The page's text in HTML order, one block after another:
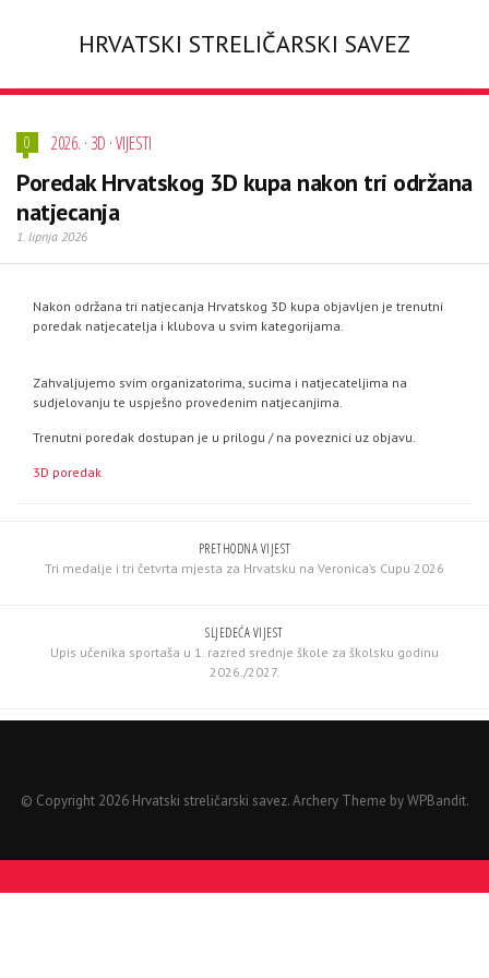
HRVATSKI STRELIČARSKI SAVEZ
0 2026. · 3D ·VIJESTI
Poredak Hrvatskog 3D kupa nakon tri održana
natjecanja
1. lipnja 2026
Nakon održana tri natjecanja Hrvatskog 3D kupa objavljen je trenutni
poredak natjecatelja i klubova u svim kategorijama.
Zahvaljujemo svim organizatorima, sucima i natjecateljima na
sudjelovanju te uspješno provedenim natjecanjima.
Trenutni poredak dostupan je u prilogu / na poveznici uz objavu.
3D poredak
PRETHODNA VIJEST
Tri medalje i tri četvrta mjesta za Hrvatsku na Veronica’s Cupu 2026
SLJEDEĆA VIJEST
Upis učenika sportaša u 1. razred srednje škole za školsku godinu
2026./2027.
© Copyright 2026 Hrvatski streličarski savez.Archery Theme byWPBandit.